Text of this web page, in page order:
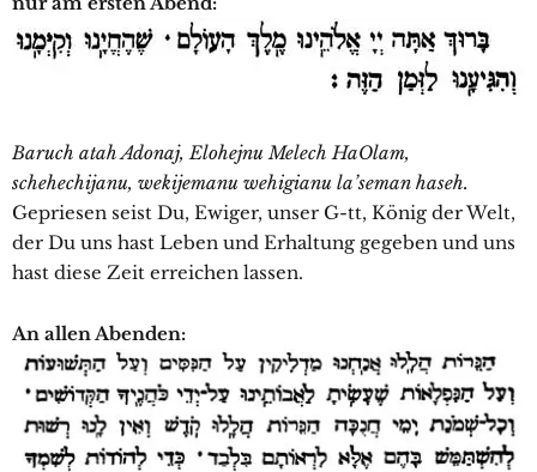
Baruch atah Adonaj, Elohejnu Melech HaOlam,
schehechijanu, wekijemanu wehigianu la’seman haseh.
Gepriesen seist Du, Ewiger, unser G-tt, König der Welt,
der Du uns hast Leben und Erhaltung gegeben und uns
hast diese Zeit erreichen lassen.
An allen Abenden: